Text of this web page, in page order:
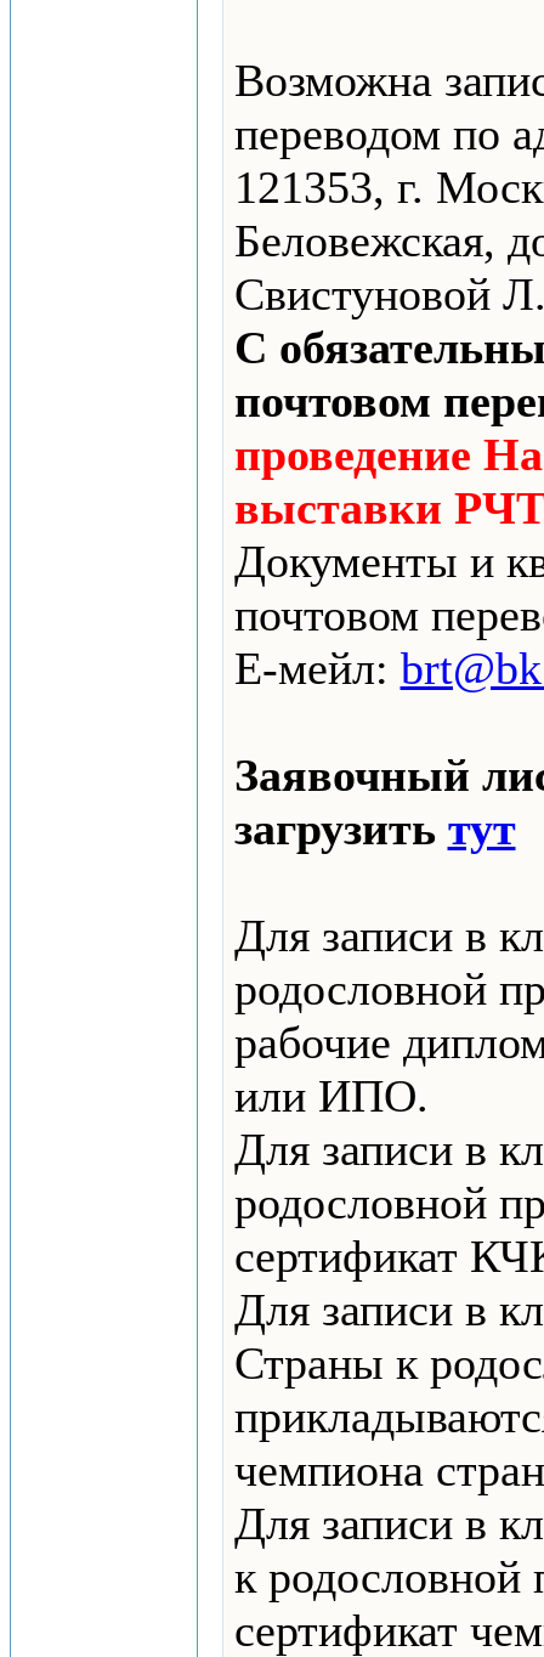
Возможна
переводом по
121353, г.
Беловежская,
Свистуновой
С
почтовом
проведение
выставки
Документы и
почтовом
Е-мейл:
Заявочный
загрузить тут
Для записи в
родословной
рабочие
или ИПО.
Для записи в
родословной
сертификат
Для записи в
Страны к
чемпиона
Для записи в
к родословной
сертификат